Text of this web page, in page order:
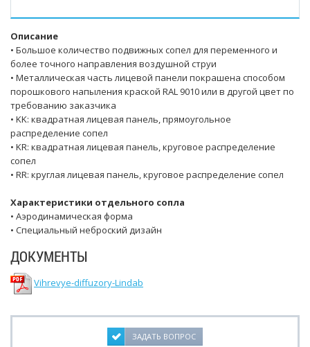
Описание
• Большое количество подвижных сопел для переменного и
более точного направления воздушной струи
• Металлическая часть лицевой панели покрашена способом
порошкового напыления краской RAL 9010 или в другой цвет по
требованию заказчика
• KK: квадратная лицевая панель, прямоугольное
распределение сопел
• KR: квадратная лицевая панель, круговое распределение
сопел
• RR: круглая лицевая панель, круговое распределение сопел
Характеристики отдельного сопла
• Аэродинамическая форма
• Специальный неброский дизайн
ДОКУМЕНТЫ
Vihrevye-diffuzory-Lindab
ЗАДАТЬ ВОПРОС